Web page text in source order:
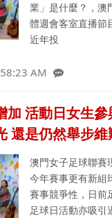
業」是什麼？，澳
體週會客室直播節
近年投
AM
加 活動日女生
還是仍然舉步維
澳門女子足球聯賽
今年賽事更有新組
賽事競爭性，日前
足球日活動亦吸引